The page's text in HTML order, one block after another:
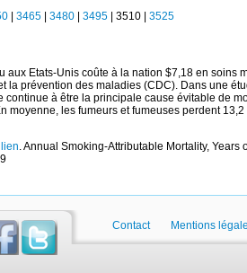
3465 3480 3495 3510 3525
aux Etats-Unis coûte à la nation $7,18 en soins
la prévention des maladies (CDC). Dans une
continue à être la principale cause évitable de
moyenne, les fumeurs et fumeuses perdent
lien. Annual Smoking-Attributable Mortality,
Contact Mentions